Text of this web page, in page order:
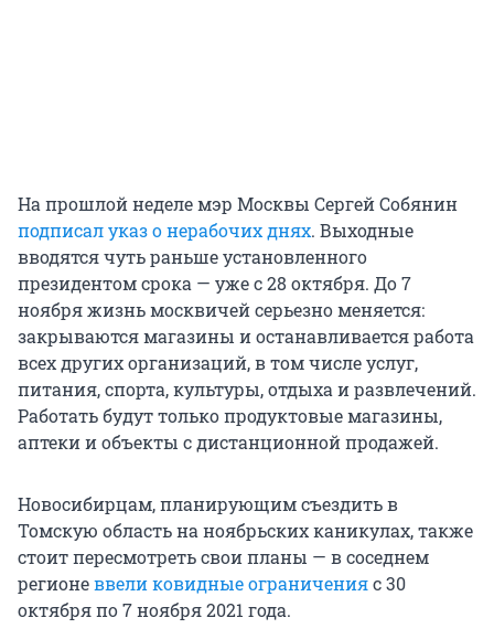
На прошлой неделе мэр Москвы Сергей Собянин
подписал указ о нерабочих днях. Выходные
вводятся чуть раньше установленного
президентом срока — уже с 28 октября. До 7
ноября жизнь москвичей серьезно меняется:
закрываются магазины и останавливается работа
всех других организаций, в том числе услуг,
питания, спорта, культуры, отдыха и развлечений.
Работать будут только продуктовые магазины,
аптеки и объекты с дистанционной продажей.
Новосибирцам, планирующим съездить в
Томскую область на ноябрьских каникулах, также
стоит пересмотреть свои планы — в соседнем
регионеввели ковидные ограниченияс 30
октября по 7 ноября 2021 года.